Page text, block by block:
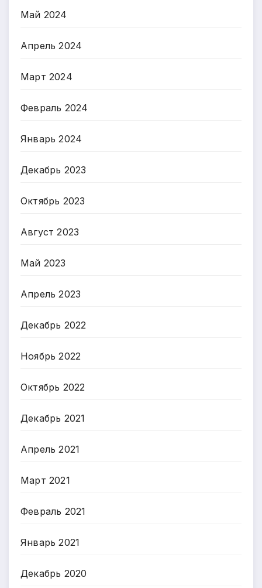
Май 2024
Апрель 2024
Март 2024
Февраль 2024
Январь 2024
Декабрь 2023
Октябрь 2023
Август 2023
Май 2023
Апрель 2023
Декабрь 2022
Ноябрь 2022
Октябрь 2022
Декабрь 2021
Апрель 2021
Март 2021
Февраль 2021
Январь 2021
Декабрь 2020